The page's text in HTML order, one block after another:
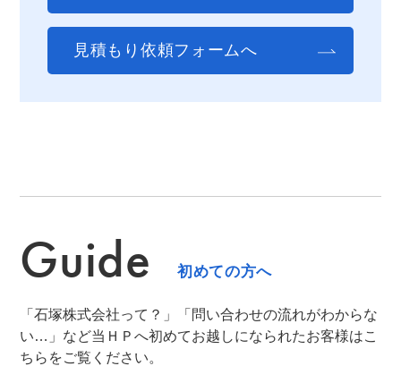
見積もり依頼フォームへ
Guide 初めての方へ
「石塚株式会社って？」「問い合わせの流れがわからな
い…」など当ＨＰへ初めてお越しになられたお客様はこ
ちらをご覧ください。